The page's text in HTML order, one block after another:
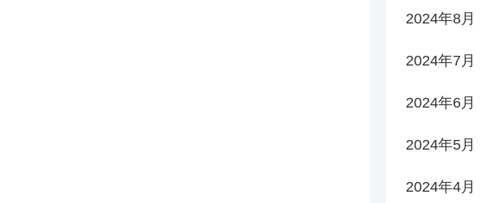
2024年8月
2024年7月
2024年6月
2024年5月
2024年4月